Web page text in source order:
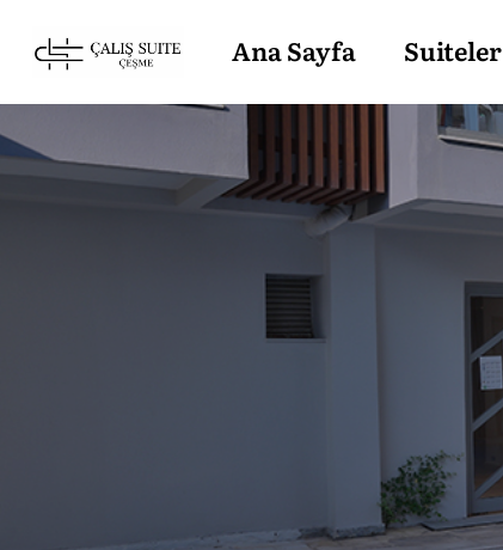
Ana Sayfa Suiteler